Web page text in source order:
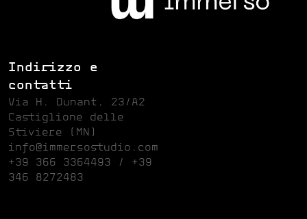
Indirizzo e
contatti
Via H. Dunant, 23/A2
Castiglione delle
Stiviere (MN)
info@immersostudio.com
+39 366 3364493 / +39
346 8272483